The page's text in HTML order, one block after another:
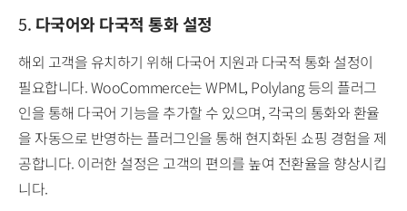
5. 다국어와 다국적 통화 설정
해외 고객을 유치하기 위해 다국어 지원과 다국적 통화 설정이
필요합니다. WooCommerce는 WPML, Polylang 등의 플러그
인을 통해 다국어 기능을 추가할 수 있으며, 각국의 통화와 환율
을 자동으로 반영하는 플러그인을 통해 현지화된 쇼핑 경험을 제
공합니다. 이러한 설정은 고객의 편의를 높여 전환율을 향상시킵
니다.